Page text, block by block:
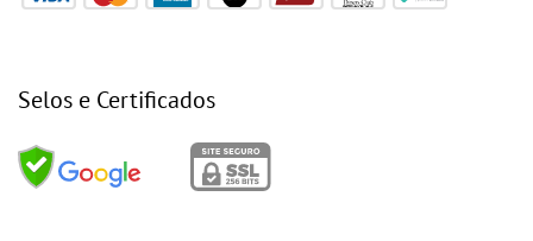
Selos e Certificados